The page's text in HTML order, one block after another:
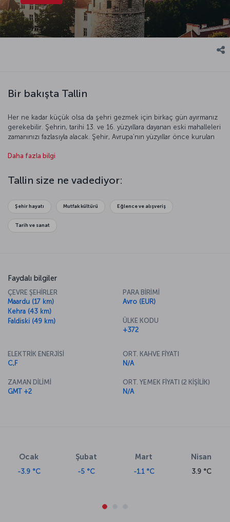
Bir bakışta Tallin
Her ne kadar küçük olsa da şehri gezmek için birkaç gün ayırmanız
gerekebilir. Şehrin, tarihi 13. ve 16. yüzyıllara dayanan eski mahalleleri
zamanınızı fazlasıyla alacak. Şehir, Avrupa’nın yüzyıllar önce kurulan
UNESCO’nun 1997 yılında Dünya Miras Listesi’ne dâhil ettiği bu
Daha fazla bilgi
Tallin size ne vadediyor:
Şehir hayatı Mutfak kültürü Eğlence ve alışveriş
Tarih ve sanat
Faydalı bilgiler
ÇEVRE ŞEHİRLER
Maardu (17 km)
Kehra (43 km)
Faldiski (49 km)
PARA BİRİMİ
Avro (EUR)
ÜLKE KODU
+372
ELEKTRİK ENERJİSİ
C,F
ZAMAN DİLİMİ
GMT +2
ORT. KAHVE FİYATI
N/A
ORT. YEMEK FİYATI (2 KİŞİLİK)
N/A
Ocak
-3.9 °C
Şubat
-5 °C
Mart
-1.1 °C
Nisan
3.9 °C